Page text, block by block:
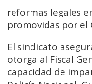
reformas legales
promovidas por el
El sindicato
otorga al Fiscal
capacidad de